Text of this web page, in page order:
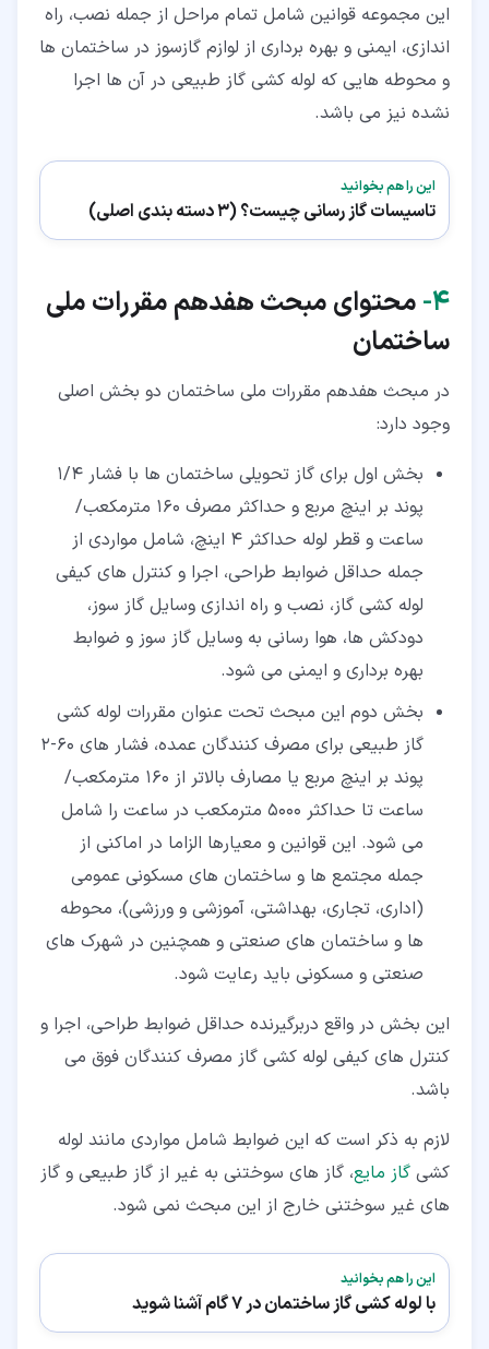
این مجموعه قوانین شامل تمام مراحل از جمله نصب، راه
اندازی، ایمنی و بهره برداری از لوازم گازسوز در ساختمان ها
و محوطه هایی که لوله کشی گاز طبیعی در آن ها اجرا
نشده نیز می باشد.
این را هم بخوانید
تاسیسات گاز رسانی چیست؟ (3 دسته بندی اصلی)
۴‏- محتوای مبحث هفدهم مقررات ملی
ساختمان
در مبحث هفدهم مقررات ملی ساختمان دو بخش اصلی
وجود دارد:
بخش اول برای گاز تحویلی ساختمان ها با فشار 1/4
پوند بر اینچ مربع و حداکثر مصرف ۱۶۰ مترمکعب/
ساعت و قطر لوله حداکثر ۴ اینچ، شامل مواردی از
جمله حداقل ضوابط طراحی، اجرا و کنترل های کیفی
لوله کشی گاز، نصب و راه اندازی وسایل گاز سوز،
دودکش ها، هوا رسانی به وسایل گاز سوز و ضوابط
بهره برداری و ایمنی می شود.
بخش دوم این مبحث تحت عنوان مقررات لوله کشی
گاز طبیعی برای مصرف کنندگان عمده، فشار های 60-2
پوند بر اینچ مربع یا مصارف بالاتر از 160 مترمکعب/
ساعت تا حداکثر 5000 مترمکعب در ساعت را شامل
می شود. این قوانین و معیارها الزاما در اماکنی از
جمله مجتمع ها و ساختمان های مسکونی عمومی
(اداری، تجاری، بهداشتی، آموزشی و ورزشی)، محوطه
ها و ساختمان های صنعتی و همچنین در شهرک های
صنعتی و مسکونی باید رعایت شود.
این بخش در واقع دربرگیرنده حداقل ضوابط طراحی، اجرا و
کنترل های کیفی لوله کشی گاز مصرف کنندگان فوق می
باشد.
لازم به ذکر است که این ضوابط شامل مواردی مانند لوله
کشی گاز مایع، گاز های سوختنی به غیر از گاز طبیعی و گاز
های غیر سوختنی خارج از این مبحث نمی شود.
این را هم بخوانید
با لوله کشی گاز ساختمان در 7 گام آشنا شوید